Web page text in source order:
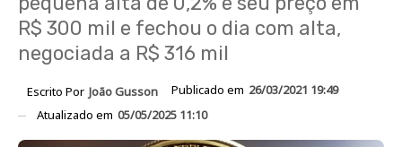
R$ 300 mil e fechou o dia com alta,
negociada a R$ 316 mil
Escrito Por João Gusson Publicado em 26/03/2021 19:49
Atualizado em 05/05/2025 11:10